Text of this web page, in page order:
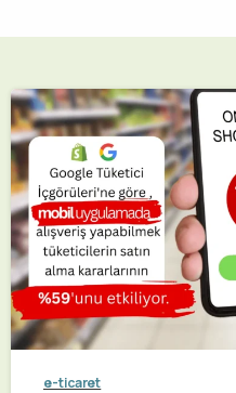
e-ticaret